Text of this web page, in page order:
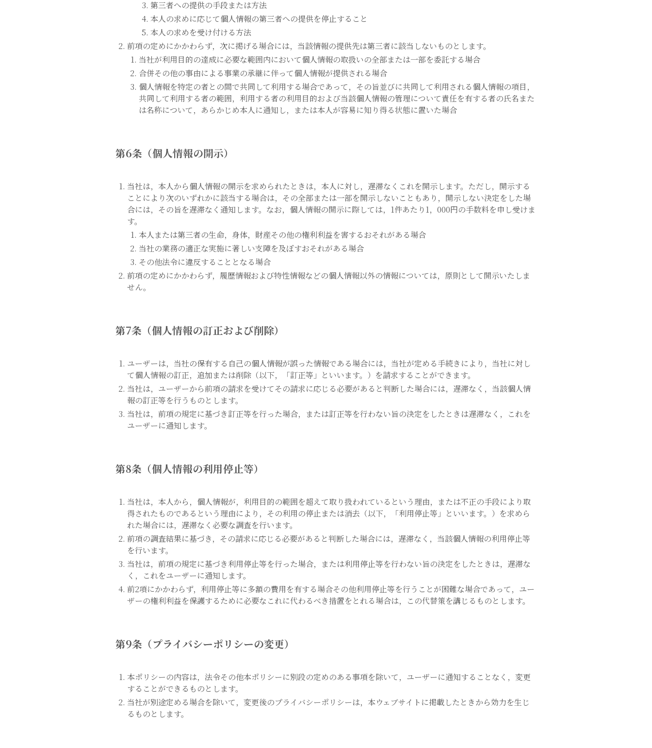
第三者への提供の手段または方法
本人の求めに応じて個人情報の第三者への提供を停止すること
本人の求めを受け付ける方法
前項の定めにかかわらず，次に掲げる場合には，当該情報の提供先は第三者に該当しないものとします。
当社が利用目的の達成に必要な範囲内において個人情報の取扱いの全部または一部を委託する場合
合併その他の事由による事業の承継に伴って個人情報が提供される場合
個人情報を特定の者との間で共同して利用する場合であって，その旨並びに共同して利用される個人情報の項目，
共同して利用する者の範囲，利用する者の利用目的および当該個人情報の管理について責任を有する者の氏名また
は名称について，あらかじめ本人に通知し，または本人が容易に知り得る状態に置いた場合
第6条（個人情報の開示）
当社は，本人から個人情報の開示を求められたときは，本人に対し，遅滞なくこれを開示します。ただし，開示する
ことにより次のいずれかに該当する場合は，その全部または一部を開示しないこともあり，開示しない決定をした場
合には，その旨を遅滞なく通知します。なお，個人情報の開示に際しては，1件あたり1，000円の手数料を申し受けま
す。
本人または第三者の生命，身体，財産その他の権利利益を害するおそれがある場合
当社の業務の適正な実施に著しい支障を及ぼすおそれがある場合
その他法令に違反することとなる場合
前項の定めにかかわらず，履歴情報および特性情報などの個人情報以外の情報については，原則として開示いたしま
せん。
第7条（個人情報の訂正および削除）
ユーザーは，当社の保有する自己の個人情報が誤った情報である場合には，当社が定める手続きにより，当社に対し
て個人情報の訂正，追加または削除（以下，「訂正等」といいます。）を請求することができます。
当社は，ユーザーから前項の請求を受けてその請求に応じる必要があると判断した場合には，遅滞なく，当該個人情
報の訂正等を行うものとします。
当社は，前項の規定に基づき訂正等を行った場合，または訂正等を行わない旨の決定をしたときは遅滞なく，これを
ユーザーに通知します。
第8条（個人情報の利用停止等）
当社は，本人から，個人情報が，利用目的の範囲を超えて取り扱われているという理由，または不正の手段により取
得されたものであるという理由により，その利用の停止または消去（以下，「利用停止等」といいます。）を求めら
れた場合には，遅滞なく必要な調査を行います。
前項の調査結果に基づき，その請求に応じる必要があると判断した場合には，遅滞なく，当該個人情報の利用停止等
を行います。
当社は，前項の規定に基づき利用停止等を行った場合，または利用停止等を行わない旨の決定をしたときは，遅滞な
く，これをユーザーに通知します。
前2項にかかわらず，利用停止等に多額の費用を有する場合その他利用停止等を行うことが困難な場合であって，ユー
ザーの権利利益を保護するために必要なこれに代わるべき措置をとれる場合は，この代替策を講じるものとします。
第9条（プライバシーポリシーの変更）
本ポリシーの内容は，法令その他本ポリシーに別段の定めのある事項を除いて，ユーザーに通知することなく，変更
することができるものとします。
当社が別途定める場合を除いて，変更後のプライバシーポリシーは，本ウェブサイトに掲載したときから効力を生じ
るものとします。